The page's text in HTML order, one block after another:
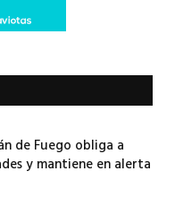
de Fuego obliga a
y mantiene en alerta